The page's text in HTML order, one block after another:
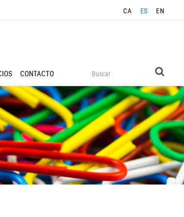
CA ES EN
CONTACTO